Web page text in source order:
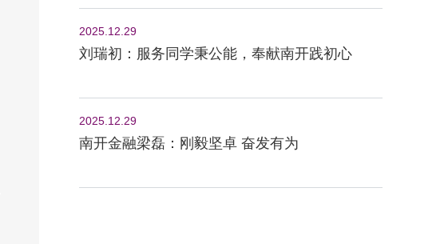
2025.12.29
刘瑞初：服务同学秉公能，奉献南开践初心
2025.12.29
南开金融梁磊：刚毅坚卓 奋发有为